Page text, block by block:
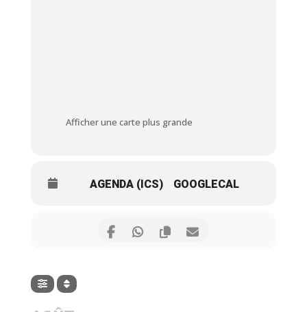
Afficher une carte plus grande
AGENDA (ICS) GOOGLECAL